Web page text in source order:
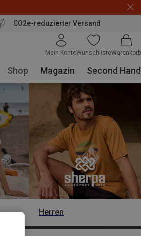
CO2e-reduzierter Versand
Mein KontoWunschlisteWarenkorb
Shop Magazin Second Hand
Herren